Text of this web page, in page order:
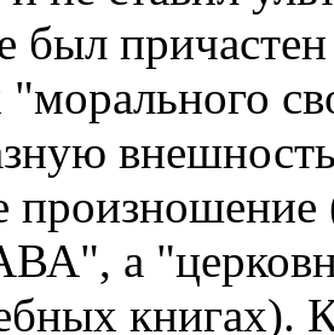
был
"морального
а
книгах).